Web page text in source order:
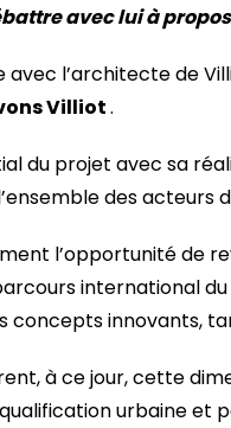
avec lui à
l’architecte de
Villiot.
du projet avec sa
des acteurs
l’opportunité de
international du
concepts innovants,
à ce jour, cette
urbaine et